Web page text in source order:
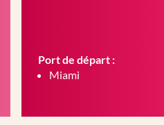
Port de départ :
Miami